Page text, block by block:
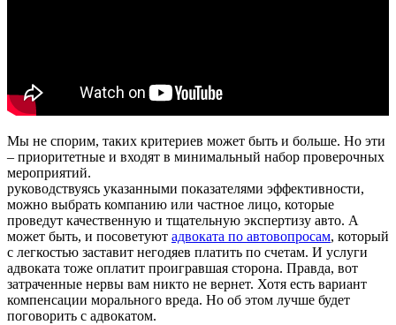
Мы не спорим, таких критериев может быть и больше. Но эти
– приоритетные и входят в минимальный набор проверочных
мероприятий.
руководствуясь указанными показателями эффективности,
можно выбрать компанию или частное лицо, которые
проведут качественную и тщательную экспертизу авто. А
может быть, и посоветуют адвоката по автовопросам, который
с легкостью заставит негодяев платить по счетам. И услуги
адвоката тоже оплатит проигравшая сторона. Правда, вот
затраченные нервы вам никто не вернет. Хотя есть вариант
компенсации морального вреда. Но об этом лучше будет
поговорить с адвокатом.